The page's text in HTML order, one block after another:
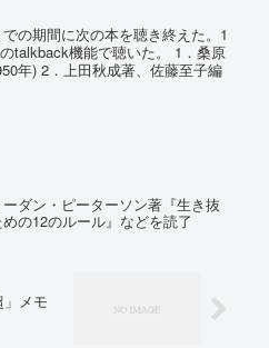
の期間に次の本を聴き終えた。1
talkback機能で聴いた。 1．桑原
年) 2．上田秋成著、佐藤至子編
ーダン・ピーターソン著『生き抜
めの12のルール』などを読了
メモ